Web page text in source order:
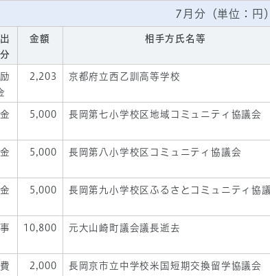
7月分（単位：円）
金額 相手方氏名等
2,203 京都府立西乙訓高等学校
5,000 長岡第七小学校区地域コミュニティ協議会
5,000 長岡第八小学校区コミュニティ協議会
5,000 長岡第九小学校区ふるさとコミュニティ協
10,800 元大山崎町議会議長逝去
2,000 長岡京市立中学校米国短期交換留学協議会